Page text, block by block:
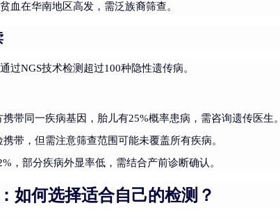
血在华南地区高发，需泛族裔筛查。
过NGS技术检测超过100种隐性遗传病。
携带同一疾病基因，胎儿有25%概率患病，需咨询遗传医生。
携带，但需注意筛查范围可能未覆盖所有疾病。
，部分疾病外显率低，需结合产前诊断确认。
如何选择适合自己的检测？